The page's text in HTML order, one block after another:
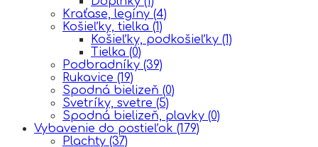
Kraťase, legíny (4)
Košieľky, tielka (1)
Košieľky, podkošieľky (1)
Tielka (0)
Podbradníky (39)
Rukavice (19)
Spodná bielizeň (0)
Svetríky, svetre (5)
Spodná bielizeň, plavky (0)
Vybavenie do postieľok (179)
Plachty (37)